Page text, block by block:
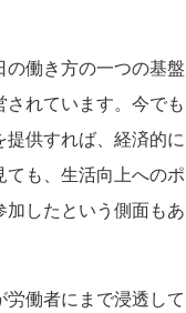
の働き方の一つの基盤
れています。今でも
供すれば、経済的に
も、生活向上へのポ
したという側面もあ
働者にまで浸透して